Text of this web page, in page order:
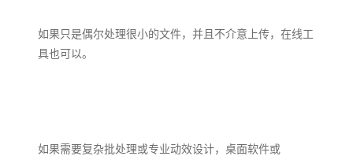
如果只是偶尔处理很小的文件，并且不介意上传，在线工
具也可以。
如果需要复杂批处理或专业动效设计，桌面软件或